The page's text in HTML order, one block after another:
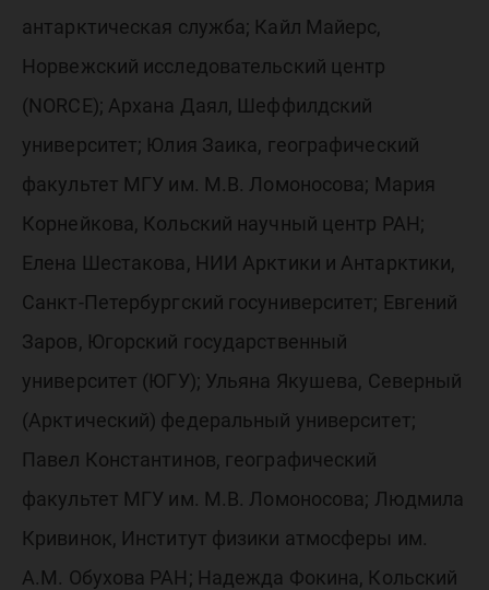
антарктическая служба; Кайл Майерс,
Норвежский исследовательский центр
(NORCE); Архана Даял, Шеффилдский
университет; Юлия Заика, географический
факультет МГУ им. М.В. Ломоносова; Мария
Корнейкова, Кольский научный центр РАН;
Елена Шестакова, НИИ Арктики и Антарктики,
Санкт-Петербургский госуниверситет; Евгений
Заров, Югорский государственный
университет (ЮГУ); Ульяна Якушева, Северный
(Арктический) федеральный университет;
Павел Константинов, географический
факультет МГУ им. М.В. Ломоносова; Людмила
Кривинок, Институт физики атмосферы им.
А.М. Обухова РАН; Надежда Фокина, Кольский